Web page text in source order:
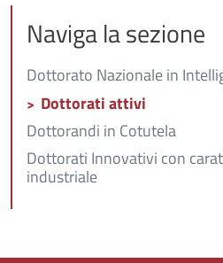
Naviga la sezione
Dottorato Nazionale in
Dottorati attivi
Dottorandi in Cotutela
Dottorati Innovativi con
industriale